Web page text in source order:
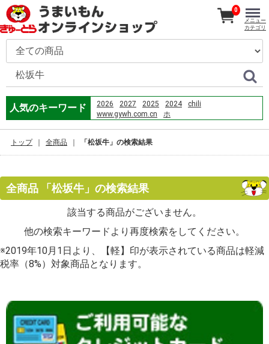
人気のキーワード 2026 2027 2025 2024
chili
www.gywh.com.cn
ホ
2022
あおさ m
máquina de cortar cabelo
chili' so-net
pc
0
メニュー
カテゴリ
トップ 全商品 「松坂牛」の検索結果
全商品 「松坂牛」の検索結果
該当する商品がございません。
他の検索キーワードより再度検索をしてください。
※2019年10月1日より、【軽】印が表示されている商品は軽減
税率（8%）対象商品となります。